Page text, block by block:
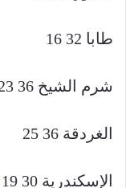
طابا 32 16
شرم الشيخ 36 23
الغردقة 36 25
الإسكندرية 30 19